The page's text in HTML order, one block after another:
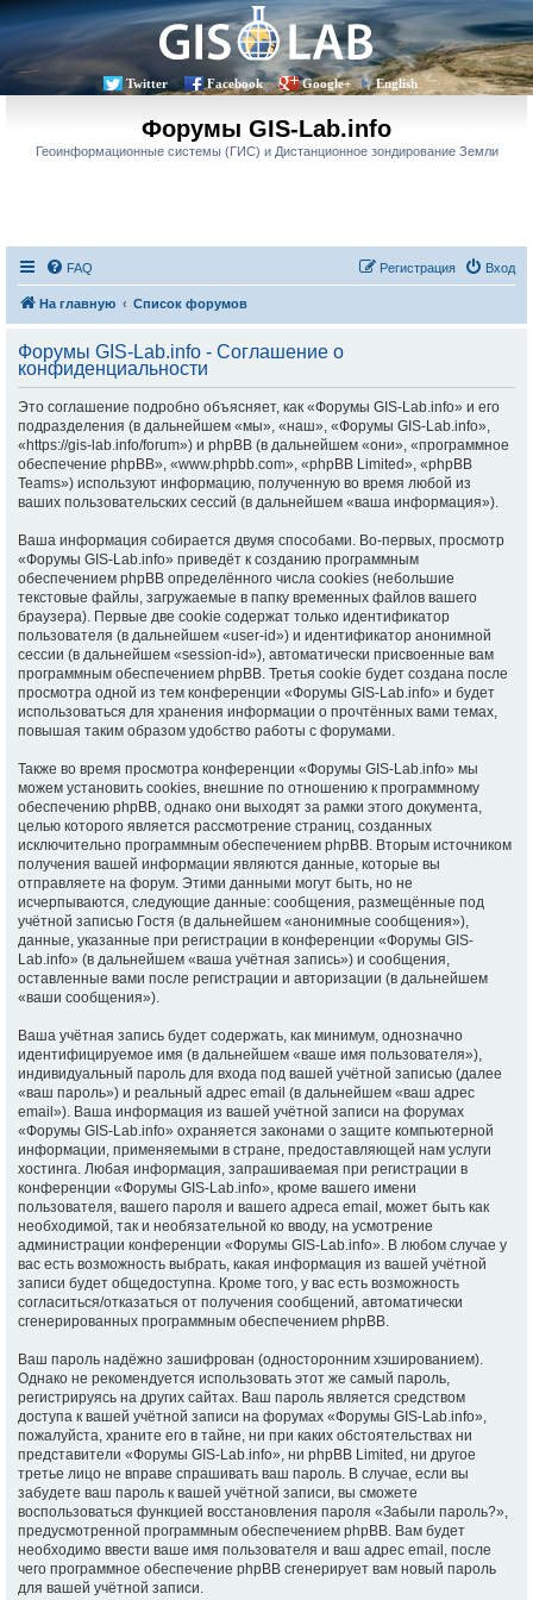
Twitter Facebook Google+ English
Форумы GIS-Lab.info
Геоинформационные системы (ГИС) и Дистанционное зондирование Земли
FAQ Вход
Регистрация
На главную Список форумов
Форумы GIS-Lab.info - Соглашение о
конфиденциальности
Это соглашение подробно объясняет, как «Форумы GIS-Lab.info» и его
подразделения (в дальнейшем «мы», «наш», «Форумы GIS-Lab.info»,
«https://gis-lab.info/forum») и phpBB (в дальнейшем «они», «программное
обеспечение phpBB», «www.phpbb.com», «phpBB Limited», «phpBB
Teams») используют информацию, полученную во время любой из
ваших пользовательских сессий (в дальнейшем «ваша информация»).
Ваша информация собирается двумя способами. Во-первых, просмотр
«Форумы GIS-Lab.info» приведёт к созданию программным
обеспечением phpBB определённого числа cookies (небольшие
текстовые файлы, загружаемые в папку временных файлов вашего
браузера). Первые две cookie содержат только идентификатор
пользователя (в дальнейшем «user-id») и идентификатор анонимной
сессии (в дальнейшем «session-id»), автоматически присвоенные вам
программным обеспечением phpBB. Третья cookie будет создана после
просмотра одной из тем конференции «Форумы GIS-Lab.info» и будет
использоваться для хранения информации о прочтённых вами темах,
повышая таким образом удобство работы с форумами.
Также во время просмотра конференции «Форумы GIS-Lab.info» мы
можем установить cookies, внешние по отношению к программному
обеспечению phpBB, однако они выходят за рамки этого документа,
целью которого является рассмотрение страниц, созданных
исключительно программным обеспечением phpBB. Вторым источником
получения вашей информации являются данные, которые вы
отправляете на форум. Этими данными могут быть, но не
исчерпываются, следующие данные: сообщения, размещённые под
учётной записью Гостя (в дальнейшем «анонимные сообщения»),
данные, указанные при регистрации в конференции «Форумы GIS-
Lab.info» (в дальнейшем «ваша учётная запись») и сообщения,
оставленные вами после регистрации и авторизации (в дальнейшем
«ваши сообщения»).
Ваша учётная запись будет содержать, как минимум, однозначно
идентифицируемое имя (в дальнейшем «ваше имя пользователя»),
индивидуальный пароль для входа под вашей учётной записью (далее
«ваш пароль») и реальный адрес email (в дальнейшем «ваш адрес
email»). Ваша информация из вашей учётной записи на форумах
«Форумы GIS-Lab.info» охраняется законами о защите компьютерной
информации, применяемыми в стране, предоставляющей нам услуги
хостинга. Любая информация, запрашиваемая при регистрации в
конференции «Форумы GIS-Lab.info», кроме вашего имени
пользователя, вашего пароля и вашего адреса email, может быть как
необходимой, так и необязательной ко вводу, на усмотрение
администрации конференции «Форумы GIS-Lab.info». В любом случае у
вас есть возможность выбрать, какая информация из вашей учётной
записи будет общедоступна. Кроме того, у вас есть возможность
согласиться/отказаться от получения сообщений, автоматически
сгенерированных программным обеспечением phpBB.
Ваш пароль надёжно зашифрован (односторонним хэшированием).
Однако не рекомендуется использовать этот же самый пароль,
регистрируясь на других сайтах. Ваш пароль является средством
доступа к вашей учётной записи на форумах «Форумы GIS-Lab.info»,
пожалуйста, храните его в тайне, ни при каких обстоятельствах ни
представители «Форумы GIS-Lab.info», ни phpBB Limited, ни другое
третье лицо не вправе спрашивать ваш пароль. В случае, если вы
забудете ваш пароль к вашей учётной записи, вы сможете
воспользоваться функцией восстановления пароля «Забыли пароль?»,
предусмотренной программным обеспечением phpBB. Вам будет
необходимо ввести ваше имя пользователя и ваш адрес email, после
чего программное обеспечение phpBB сгенерирует вам новый пароль
для вашей учётной записи.